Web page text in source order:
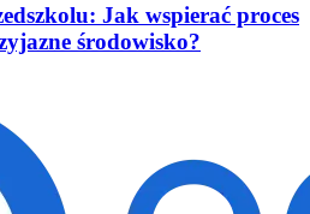
Jak wspierać proces
środowisko?